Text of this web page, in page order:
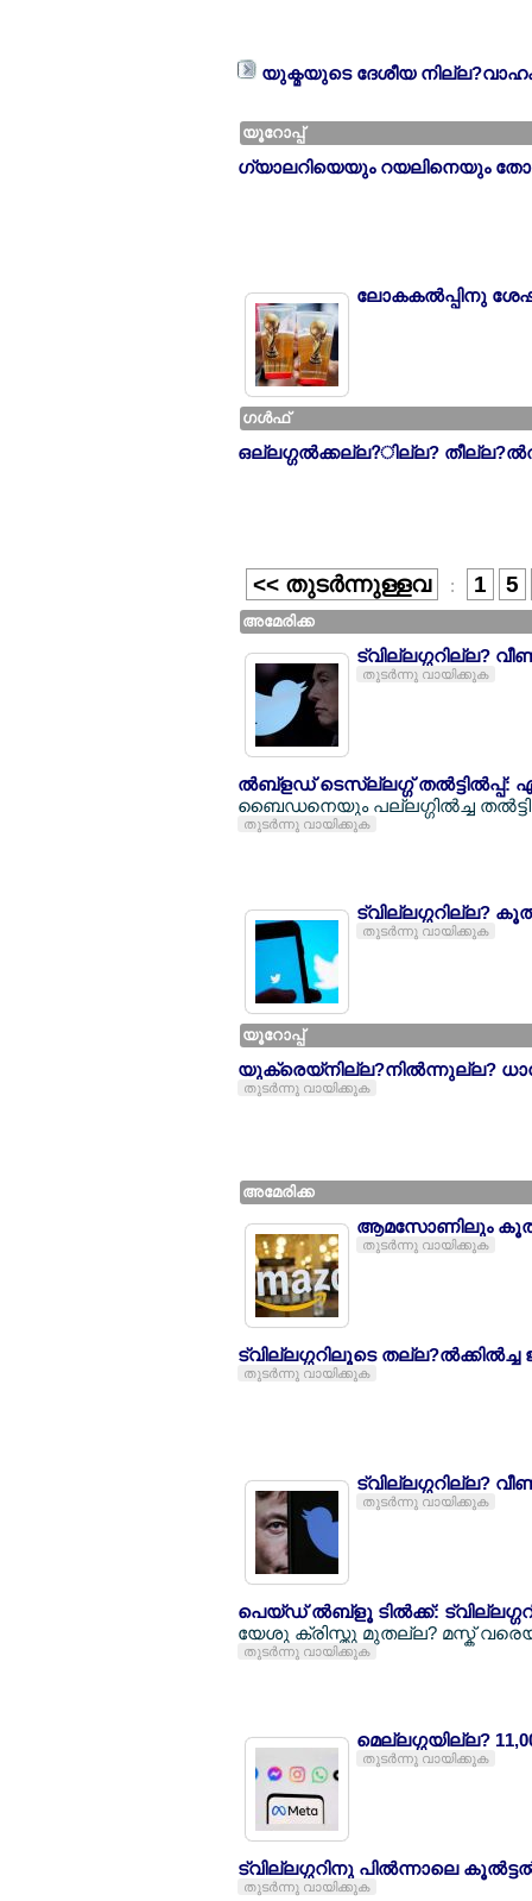
യുക്മയുടെ ദേശീയ
യൂറോപ്പ്
ഗ്യാലറിയെയും റയലിനെയും
ലോകകല്‍പ്പിനു
ഗള്‍ഫ്
ഒല്ലഗ്ഗല്‍ക്കല്ല?ില്ല?
<< തുടര്‍ന്നുള്ളവ : 1 5
അമേരിക്ക
ട്വില്ലഗ്ഗറില്ല?
തുടര്‍ന്നു വായിക്കുക
ല്‍ബ്ളഡ് ടെസ്ല്ലഗ്ഗ് തല്‍ട്ടില്‍പ്പ്:
ബൈഡനെയും പല്ലഗ്ഗില്‍ച്ച
തുടര്‍ന്നു വായിക്കുക
ട്വില്ലഗ്ഗറില്ല?
തുടര്‍ന്നു വായിക്കുക
യൂറോപ്പ്
യുക്രെയ്നില്ല?നില്‍ന്നുല്ല?
തുടര്‍ന്നു വായിക്കുക
അമേരിക്ക
ആമസോണിലും
തുടര്‍ന്നു വായിക്കുക
ട്വില്ലഗ്ഗറിലൂടെ
തുടര്‍ന്നു വായിക്കുക
ട്വില്ലഗ്ഗറില്ല?
തുടര്‍ന്നു വായിക്കുക
പെയ്ഡ് ല്‍ബ്ളൂ ടില്‍ക്ക്:
യേശു ക്രിസ്തു മുതല്ല? മസ്ക്
തുടര്‍ന്നു വായിക്കുക
മെല്ലഗ്ഗയില്ല?
തുടര്‍ന്നു വായിക്കുക
ട്വില്ലഗ്ഗറിനു പില്‍ന്നാലെ
തുടര്‍ന്നു വായിക്കുക